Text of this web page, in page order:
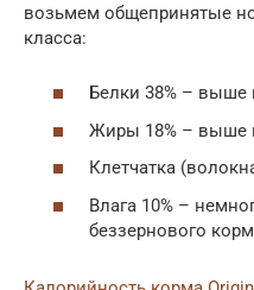
возьмем общепринятые
класса:
Белки 38% – выше
Жиры 18% – выше
Клетчатка
Влага 10% –
беззернового